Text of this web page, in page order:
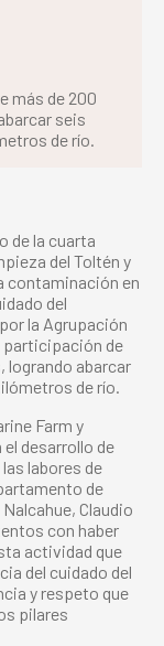
más de 200
seis
de río.
de la cuarta
del Toltén y
contaminación en
del
la Agrupación
participación de
logrando abarcar
de río.
Farm y
desarrollo de
labores de
de
Claudio
con haber
actividad que
del cuidado del
y respeto que
pilares